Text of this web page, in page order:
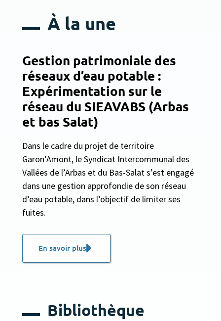
À la une
Gestion patrimoniale des
réseaux d’eau potable :
Expérimentation sur le
réseau du SIEAVABS (Arbas
et bas Salat)
Dans le cadre du projet de territoire
Garon’Amont, le Syndicat Intercommunal des
Vallées de l’Arbas et du Bas-Salat s’est engagé
dans une gestion approfondie de son réseau
d’eau potable, dans l’objectif de limiter ses
fuites.
En savoir plus
Bibliothèque